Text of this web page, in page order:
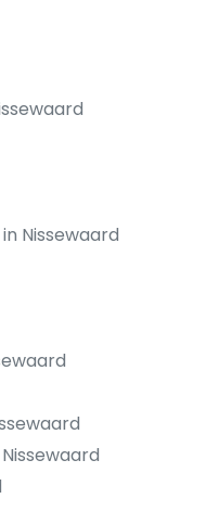
Nissewaard